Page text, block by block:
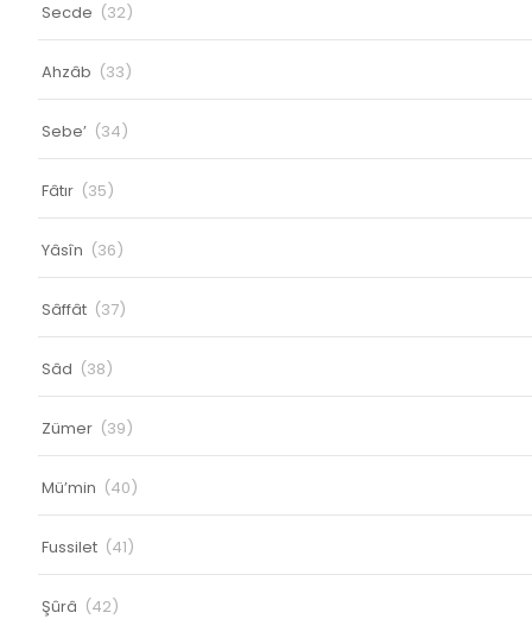
Secde (32)
Ahzâb (33)
Sebe’ (34)
Fâtır (35)
Yâsîn (36)
Sâffât (37)
Sâd (38)
Zümer (39)
Mü’min (40)
Fussilet (41)
Şûrâ (42)